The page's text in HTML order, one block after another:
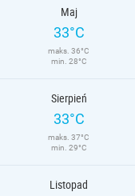
Maj
33°C
maks. 36°C
min. 28°C
Sierpień
33°C
maks. 37°C
min. 29°C
Listopad